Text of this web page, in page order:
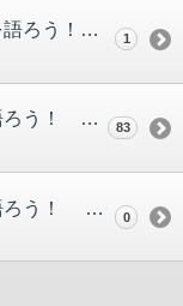
「ヴァナ・ディールでの思い出を語ろう！」 審査結果発表！ 1
ヴァナ・ディールでの思い出を語ろう！ 応募用スレッド 83
ヴァナ・ディールでの思い出を語ろう！ ディスカッションスレッド 0